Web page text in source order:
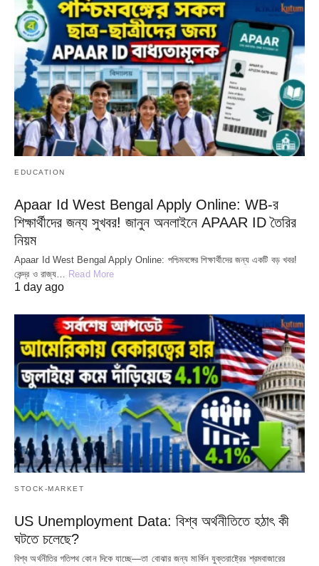
EDUCATION
Apaar Id West Bengal Apply Online: WB-র
শিক্ষার্থীদের জন্য সুখবর! জানুন অনলাইনে APAAR ID তৈরির
নিয়ম
Apaar Id West Bengal Apply Online: পশ্চিমবঙ্গের শিক্ষার্থীদের জন্য একটি বড় খবর!
কেন্দ্র ও রাজ্য… Read More
1 day ago
STOCK-MARKET
US Unemployment Data: বিশ্ব অর্থনীতিতে হঠাৎ কী
ঘটতে চলেছে?
বিশ্ব অর্থনীতির গতিপথ কোন দিকে যাচ্ছে—তা বোঝার জন্য মার্কিন যুক্তরাষ্ট্রের শ্রমবাজারের